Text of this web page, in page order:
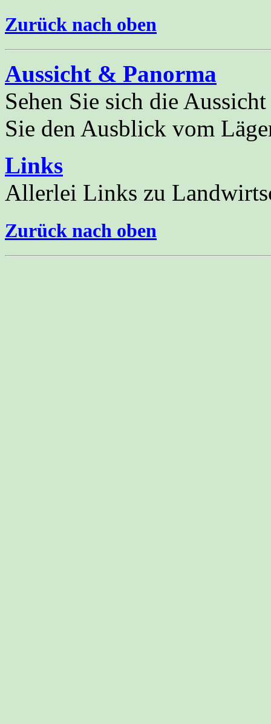
Zurück nach oben
Aussicht & Panorma
Sehen Sie sich die
Sie den Ausblick vom
Links
Allerlei Links zu
Zurück nach oben